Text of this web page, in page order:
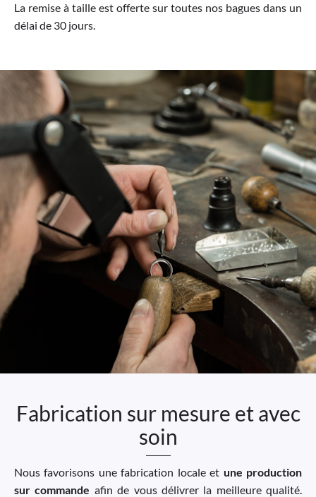
La remise à taille est offerte sur toutes nos bagues dans un
délai de 30 jours.
Fabrication sur mesure et avec
soin
Nous favorisons une fabrication locale et une production
sur commande afin de vous délivrer la meilleure qualité.